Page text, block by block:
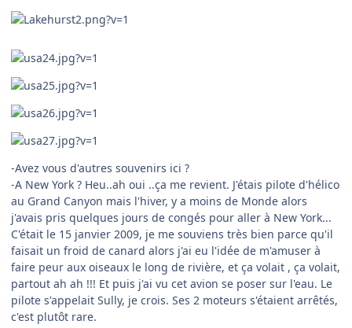
-Avez vous d'autres souvenirs ici ?
-A New York ? Heu..ah oui ..ça me revient. J'étais pilote d'hélico
au Grand Canyon mais l'hiver, y a moins de Monde alors
j'avais pris quelques jours de congés pour aller à New York...
C'était le 15 janvier 2009, je me souviens très bien parce qu'il
faisait un froid de canard alors j'ai eu l'idée de m'amuser à
faire peur aux oiseaux le long de rivière, et ça volait , ça volait,
partout ah ah !!! Et puis j'ai vu cet avion se poser sur l'eau. Le
pilote s'appelait Sully, je crois. Ses 2 moteurs s'étaient arrêtés,
c'est plutôt rare.